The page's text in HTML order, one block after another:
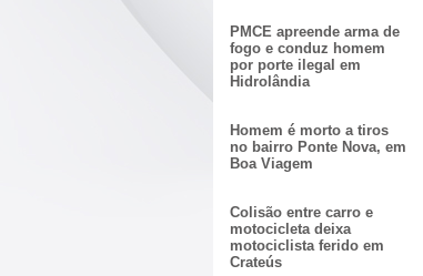
PMCE apreende arma de
fogo e conduz homem
por porte ilegal em
Hidrolândia
Homem é morto a tiros
no bairro Ponte Nova, em
Boa Viagem
Colisão entre carro e
motocicleta deixa
motociclista ferido em
Crateús